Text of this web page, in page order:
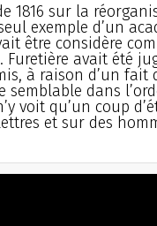
1816 sur la
exemple d’un
être considère
avait été
à raison d’un fait
semblable dans
voit qu’un coup
et sur des